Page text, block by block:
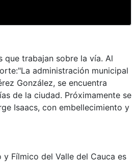
trabajan sobre la vía. Al
administración municipal
González, se encuentra
de la ciudad. Próximamente se
Isaacs, con embellecimiento y
Fílmico del Valle del Cauca es